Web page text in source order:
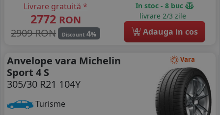
Livrare gratuită *
2772 RON
2909 RON
Discount 4%
In stoc - 8 buc
livrare 2/3 zile
4 Adauga in cos
Vara
Anvelope vara Michelin
Sport 4 S
305/30 R21 104Y
Turisme